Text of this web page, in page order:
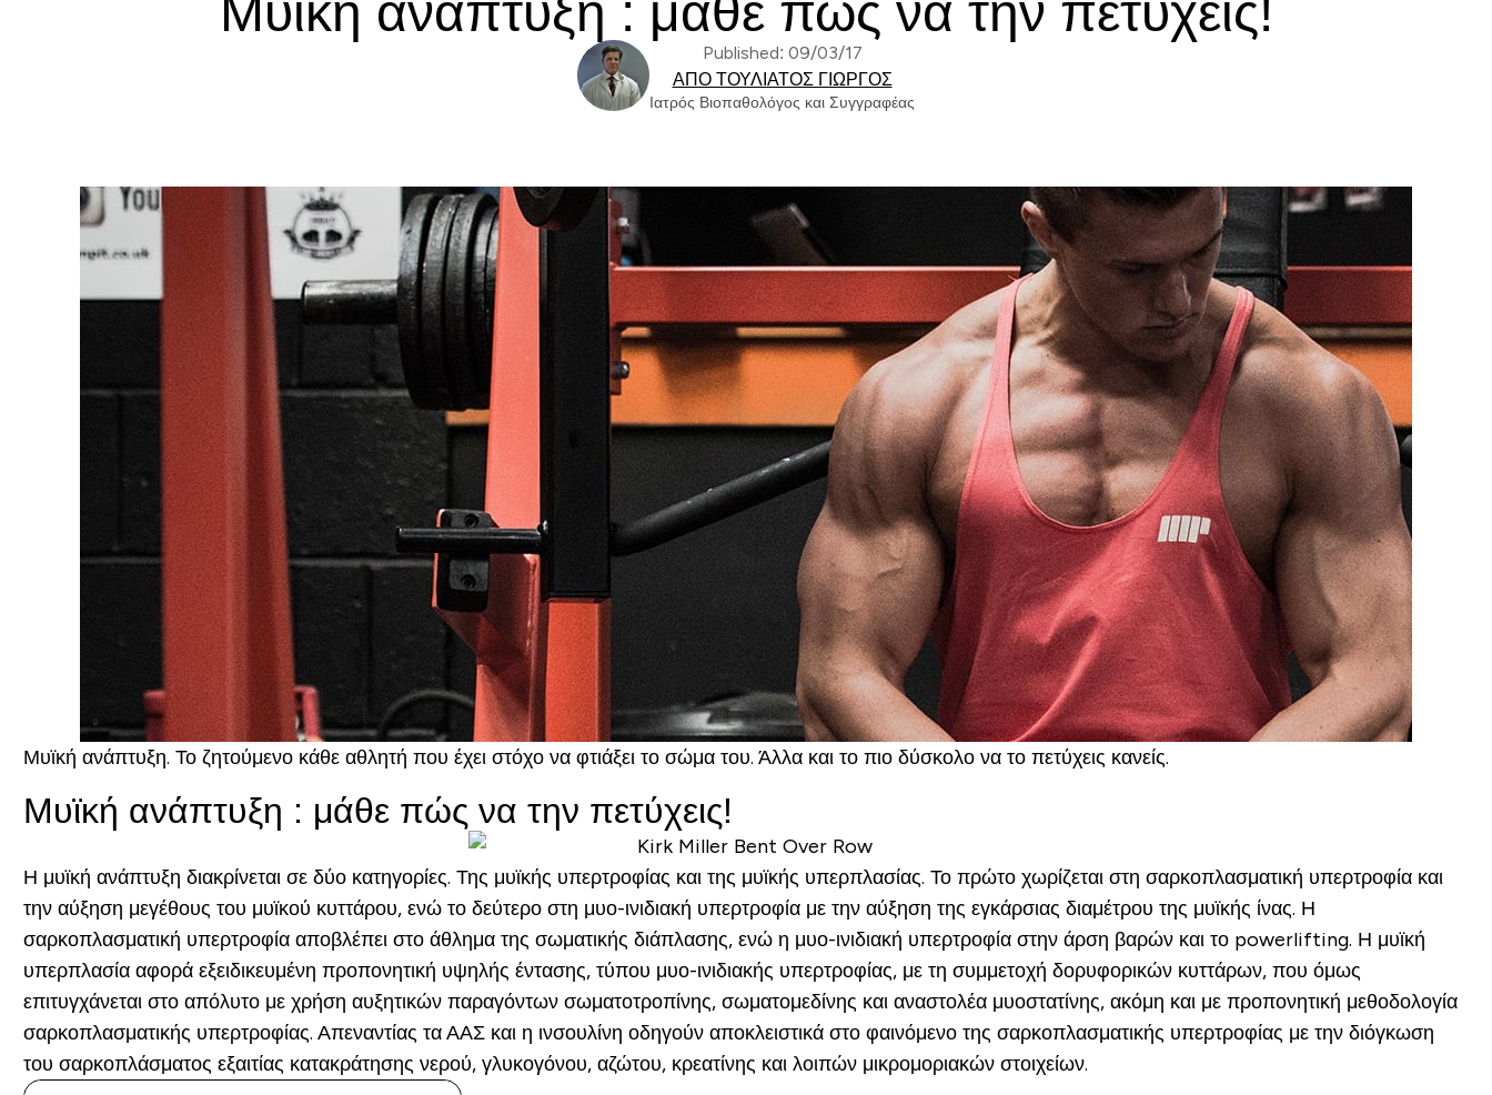
Μυϊκή ανάπτυξη : μάθε πώς να την πετύχεις!
Published: 09/03/17
ΑΠΌ ΤΟΥΛΙΆΤΟΣ ΓΙΏΡΓΟΣ
Ιατρός Βιοπαθολόγος και Συγγραφέας
Μυϊκή ανάπτυξη. Το ζητούμενο κάθε αθλητή που έχει στόχο να φτιάξει το σώμα του. Άλλα και το πιο δύσκολο να το πετύχεις κανείς.
Μυϊκή ανάπτυξη : μάθε πώς να την πετύχεις!
Η μυϊκή ανάπτυξη διακρίνεται σε δύο κατηγορίες. Της μυϊκής υπερτροφίας και της μυϊκής υπερπλασίας. Το πρώτο χωρίζεται στη σαρκοπλασματική υπερτροφία και
την αύξηση μεγέθους του μυϊκού κυττάρου, ενώ το δεύτερο στη μυο-ινιδιακή υπερτροφία με την αύξηση της εγκάρσιας διαμέτρου της μυϊκής ίνας. Η
σαρκοπλασματική υπερτροφία αποβλέπει στο άθλημα της σωματικής διάπλασης, ενώ η μυο-ινιδιακή υπερτροφία στην άρση βαρών και το powerlifting. Η μυϊκή
υπερπλασία αφορά εξειδικευμένη προπονητική υψηλής έντασης, τύπου μυο-ινιδιακής υπερτροφίας, με τη συμμετοχή δορυφορικών κυττάρων, που όμως
επιτυγχάνεται στο απόλυτο με χρήση αυξητικών παραγόντων σωματοτροπίνης, σωματομεδίνης και αναστολέα μυοστατίνης, ακόμη και με προπονητική μεθοδολογία
σαρκοπλασματικής υπερτροφίας. Απεναντίας τα ΑΑΣ και η ινσουλίνη οδηγούν αποκλειστικά στο φαινόμενο της σαρκοπλασματικής υπερτροφίας με την διόγκωση
του σαρκοπλάσματος εξαιτίας κατακράτησης νερού, γλυκογόνου, αζώτου, κρεατίνης και λοιπών μικρομοριακών στοιχείων.